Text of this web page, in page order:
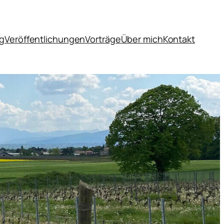
VeröffentlichungenVorträgeÜber michKontakt